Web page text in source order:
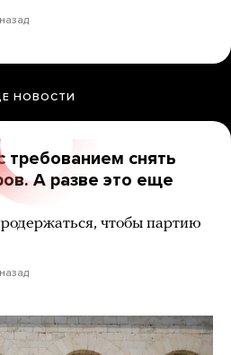
НОВОСТИ
требованием снять
А разве это еще
чтобы партию